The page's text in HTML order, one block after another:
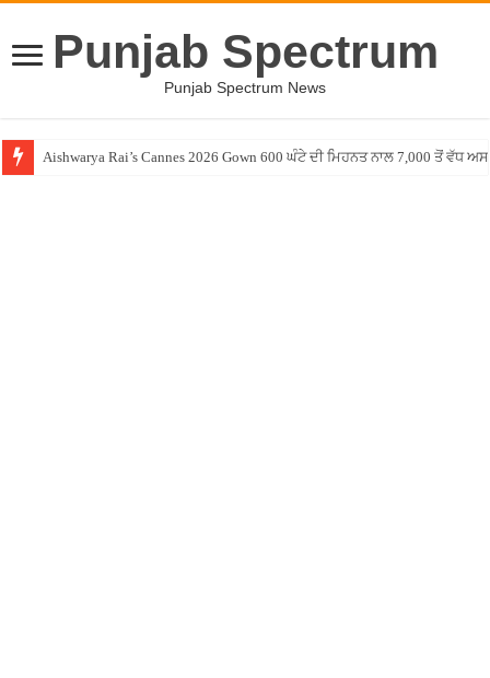
Punjab Spectrum
Punjab Spectrum News
Aishwarya Rai’s Cannes 2026 Gown 600 ਘੰਟੇ ਦੀ ਮਿਹਨਤ ਨਾਲ 7,000 ਤੋਂ